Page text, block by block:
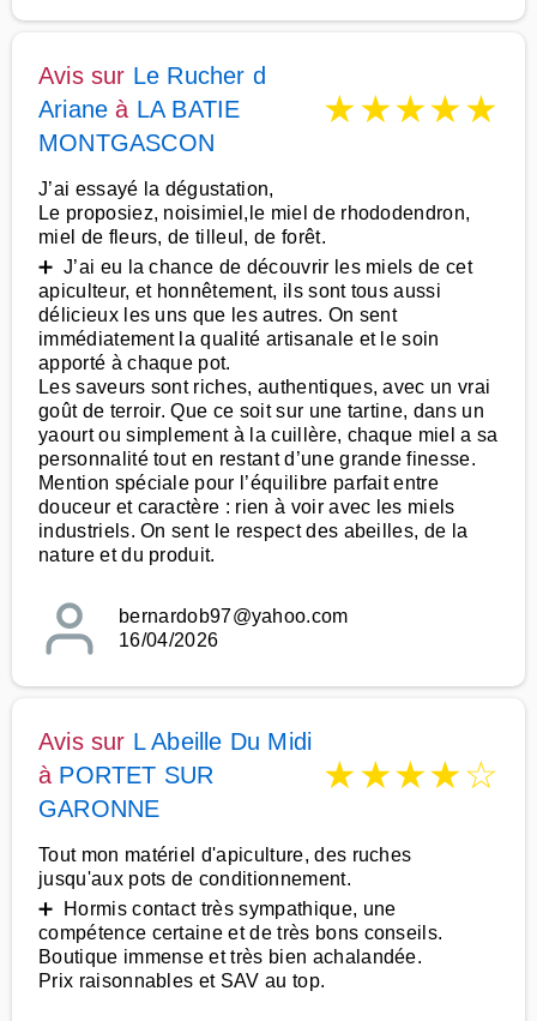
Avis sur Le Rucher d
Ariane à LA BATIE
MONTGASCON
★★★★★
J’ai essayé la dégustation,
Le proposiez, noisimiel,le miel de rhododendron,
miel de fleurs, de tilleul, de forêt.
➕ J’ai eu la chance de découvrir les miels de cet
apiculteur, et honnêtement, ils sont tous aussi
délicieux les uns que les autres. On sent
immédiatement la qualité artisanale et le soin
apporté à chaque pot.
Les saveurs sont riches, authentiques, avec un vrai
goût de terroir. Que ce soit sur une tartine, dans un
yaourt ou simplement à la cuillère, chaque miel a sa
personnalité tout en restant d’une grande finesse.
Mention spéciale pour l’équilibre parfait entre
douceur et caractère : rien à voir avec les miels
industriels. On sent le respect des abeilles, de la
nature et du produit.
bernardob97@yahoo.com
16/04/2026
Avis sur L Abeille Du Midi
à PORTET SUR
GARONNE
★★★★☆
Tout mon matériel d'apiculture, des ruches
jusqu'aux pots de conditionnement.
➕ Hormis contact très sympathique, une
compétence certaine et de très bons conseils.
Boutique immense et très bien achalandée.
Prix raisonnables et SAV au top.